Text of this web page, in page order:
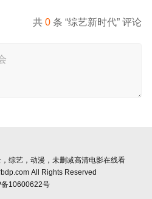
共0 条 “综艺新时代” 评论
综艺，动漫，未删减高清电影在线看
All Rights Reserved
备10600622号